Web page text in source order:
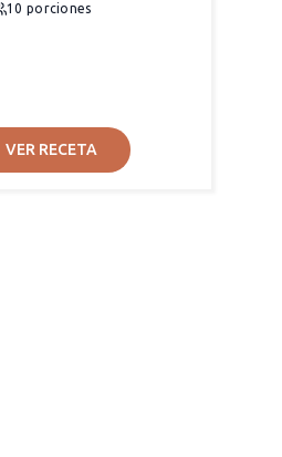
10 porciones
VER RECETA